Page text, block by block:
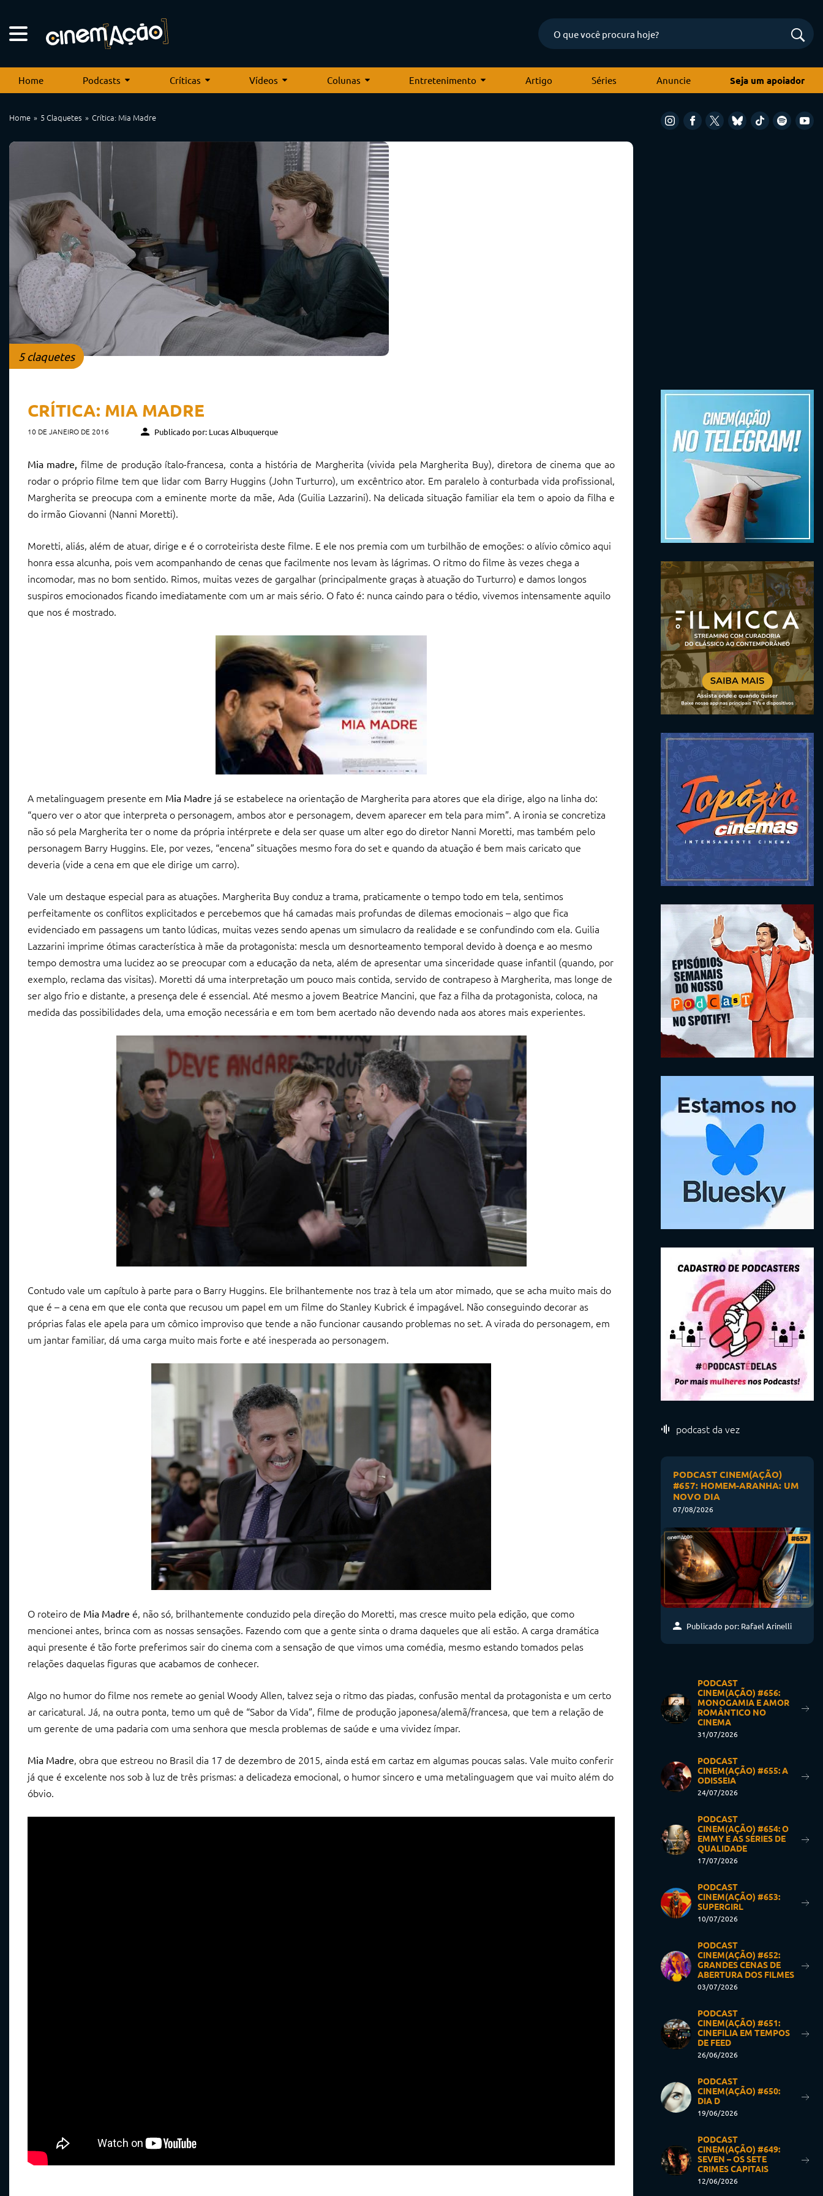
Home Podcasts Críticas Vídeos Colunas Entretenimento Artigo Séries Anuncie Seja um apoiador
Home 5 Claquetes Crítica: Mia Madre
5 claquetes
CRÍTICA: MIA MADRE
10 DE JANEIRO DE 2016 Publicado por: Lucas Albuquerque
Mia madre, filme de produção ítalo-francesa, conta a história de Margherita (vivida pela Margherita Buy), diretora de cinema que ao
rodar o próprio filme tem que lidar com Barry Huggins (John Turturro), um excêntrico ator. Em paralelo à conturbada vida profissional,
Margherita se preocupa com a eminente morte da mãe, Ada (Guilia Lazzarini). Na delicada situação familiar ela tem o apoio da filha e
do irmão Giovanni (Nanni Moretti).
Moretti, aliás, além de atuar, dirige e é o corroteirista deste filme. E ele nos premia com um turbilhão de emoções: o alívio cômico aqui
honra essa alcunha, pois vem acompanhando de cenas que facilmente nos levam às lágrimas. O ritmo do filme às vezes chega a
incomodar, mas no bom sentido. Rimos, muitas vezes de gargalhar (principalmente graças à atuação do Turturro) e damos longos
suspiros emocionados ficando imediatamente com um ar mais sério. O fato é: nunca caindo para o tédio, vivemos intensamente aquilo
que nos é mostrado.
A metalinguagem presente em Mia Madre já se estabelece na orientação de Margherita para atores que ela dirige, algo na linha do:
“quero ver o ator que interpreta o personagem, ambos ator e personagem, devem aparecer em tela para mim”. A ironia se concretiza
não só pela Margherita ter o nome da própria intérprete e dela ser quase um alter ego do diretor Nanni Moretti, mas também pelo
personagem Barry Huggins. Ele, por vezes, “encena” situações mesmo fora do set e quando da atuação é bem mais caricato que
deveria (vide a cena em que ele dirige um carro).
Vale um destaque especial para as atuações. Margherita Buy conduz a trama, praticamente o tempo todo em tela, sentimos
perfeitamente os conflitos explicitados e percebemos que há camadas mais profundas de dilemas emocionais – algo que fica
evidenciado em passagens um tanto lúdicas, muitas vezes sendo apenas um simulacro da realidade e se confundindo com ela. Guilia
Lazzarini imprime ótimas característica à mãe da protagonista: mescla um desnorteamento temporal devido à doença e ao mesmo
tempo demostra uma lucidez ao se preocupar com a educação da neta, além de apresentar uma sinceridade quase infantil (quando, por
exemplo, reclama das visitas). Moretti dá uma interpretação um pouco mais contida, servido de contrapeso à Margherita, mas longe de
ser algo frio e distante, a presença dele é essencial. Até mesmo a jovem Beatrice Mancini, que faz a filha da protagonista, coloca, na
medida das possibilidades dela, uma emoção necessária e em tom bem acertado não devendo nada aos atores mais experientes.
Contudo vale um capítulo à parte para o Barry Huggins. Ele brilhantemente nos traz à tela um ator mimado, que se acha muito mais do
que é – a cena em que ele conta que recusou um papel em um filme do Stanley Kubrick é impagável. Não conseguindo decorar as
próprias falas ele apela para um cômico improviso que tende a não funcionar causando problemas no set. A virada do personagem, em
um jantar familiar, dá uma carga muito mais forte e até inesperada ao personagem.
O roteiro de Mia Madre é, não só, brilhantemente conduzido pela direção do Moretti, mas cresce muito pela edição, que como
mencionei antes, brinca com as nossas sensações. Fazendo com que a gente sinta o drama daqueles que ali estão. A carga dramática
aqui presente é tão forte preferimos sair do cinema com a sensação de que vimos uma comédia, mesmo estando tomados pelas
relações daquelas figuras que acabamos de conhecer.
Algo no humor do filme nos remete ao genial Woody Allen, talvez seja o ritmo das piadas, confusão mental da protagonista e um certo
ar caricatural. Já, na outra ponta, temo um quê de “Sabor da Vida”, filme de produção japonesa/alemã/francesa, que tem a relação de
um gerente de uma padaria com uma senhora que mescla problemas de saúde e uma vividez ímpar.
Mia Madre, obra que estreou no Brasil dia 17 de dezembro de 2015, ainda está em cartaz em algumas poucas salas. Vale muito conferir
já que é excelente nos sob à luz de três prismas: a delicadeza emocional, o humor sincero e uma metalinguagem que vai muito além do
óbvio.
podcast da vez
PODCAST CINEM(AÇÃO)
#657: HOMEM-ARANHA: UM
NOVO DIA
07/08/2026
Publicado por: Rafael Arinelli
PODCAST
CINEM(AÇÃO) #656:
MONOGAMIA E AMOR
ROMÂNTICO NO
CINEMA
31/07/2026
PODCAST
CINEM(AÇÃO) #655: A
ODISSEIA
24/07/2026
PODCAST
CINEM(AÇÃO) #654: O
EMMY E AS SÉRIES DE
QUALIDADE
17/07/2026
PODCAST
CINEM(AÇÃO) #653:
SUPERGIRL
10/07/2026
PODCAST
CINEM(AÇÃO) #652:
GRANDES CENAS DE
ABERTURA DOS FILMES
03/07/2026
PODCAST
CINEM(AÇÃO) #651:
CINEFILIA EM TEMPOS
DE FEED
26/06/2026
PODCAST
CINEM(AÇÃO) #650:
DIA D
19/06/2026
PODCAST
CINEM(AÇÃO) #649:
SEVEN – OS SETE
CRIMES CAPITAIS
12/06/2026